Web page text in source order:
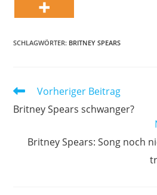
SCHLAGWÖRTER: BRITNEY SPEARS
Weitere
ansehen
Vorheriger Beitrag
Britney Spears schwanger?
Britney Spears: Song noch